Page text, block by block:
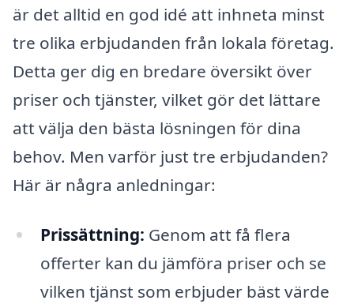
är det alltid en god idé att inhneta minst
tre olika erbjudanden från lokala företag.
Detta ger dig en bredare översikt över
priser och tjänster, vilket gör det lättare
att välja den bästa lösningen för dina
behov. Men varför just tre erbjudanden?
Här är några anledningar:
Prissättning: Genom att få flera
offerter kan du jämföra priser och se
vilken tjänst som erbjuder bäst värde